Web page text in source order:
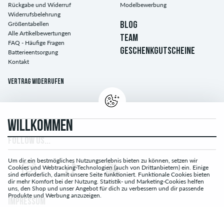
Rückgabe und Widerruf
Widerrufsbelehrung
Größentabellen
Alle Artikelbewertungen
FAQ - Häufige Fragen
Batterieentsorgung
Kontakt
Vertrag widerrufen
Modelbewerbung
BLOG
TEAM
GESCHENKGUTSCHEINE
WILLKOMMEN
Um dir ein bestmögliches Nutzungserlebnis bieten zu können, setzen wir
Cookies und Webtracking-Technologien (auch von Drittanbietern) ein. Einige
sind erforderlich, damit unsere Seite funktioniert. Funktionale Cookies bieten
dir mehr Komfort bei der Nutzung. Statistik- und Marketing-Cookies helfen
uns, den Shop und unser Angebot für dich zu verbessern und dir passende
Produkte und Werbung anzuzeigen.